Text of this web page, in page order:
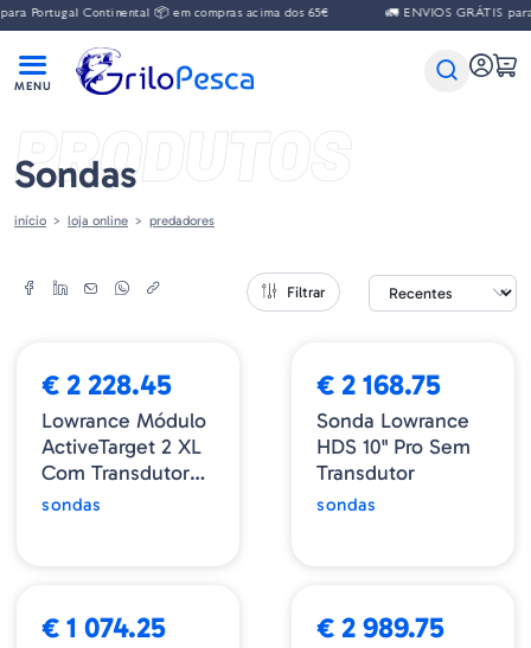
Portugal Continental 📦 em compras acima dos 65€ 🚛 ENVIOS GRÁTIS
PRODUTOS
Sondas
início loja online predadores
Filtrar
€ 2 228.45
Lowrance Módulo
ActiveTarget 2 XL
Com Transdutor
Com Cabo De
sondas
€ 2 168.75
Sonda Lowrance
HDS 10" Pro Sem
Transdutor
sondas
€ 1 074.25 € 2 989.75